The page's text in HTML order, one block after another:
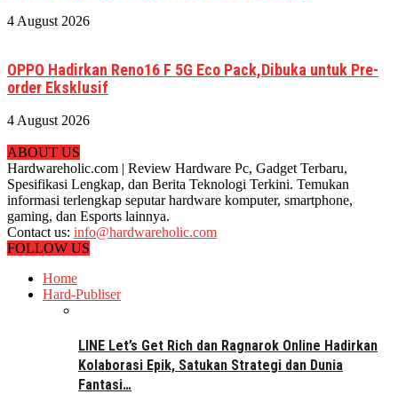
4 August 2026
OPPO Hadirkan Reno16 F 5G Eco Pack,Dibuka untuk Pre-
order Eksklusif
4 August 2026
ABOUT US
Hardwareholic.com | Review Hardware Pc, Gadget Terbaru,
Spesifikasi Lengkap, dan Berita Teknologi Terkini. Temukan
informasi terlengkap seputar hardware komputer, smartphone,
gaming, dan Esports lainnya.
Contact us: info@hardwareholic.com
FOLLOW US
Home
Hard-Publiser
LINE Let’s Get Rich dan Ragnarok Online Hadirkan
Kolaborasi Epik, Satukan Strategi dan Dunia
Fantasi…